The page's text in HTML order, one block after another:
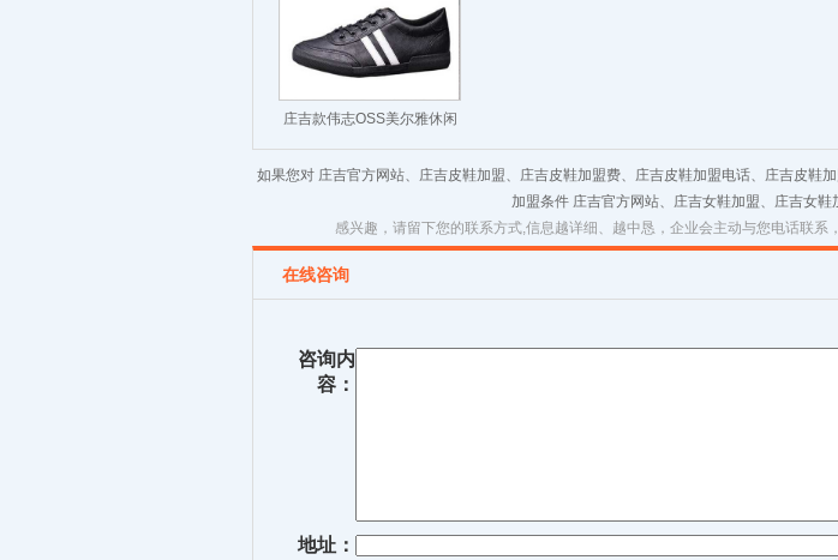
庄吉款伟志OSS美尔雅休闲
皮鞋男士英伦男鞋潮流百搭
如果您对 庄吉官方网站、庄吉皮鞋加盟、庄吉皮鞋加盟费、庄吉皮鞋加盟电话、庄吉皮鞋
加盟条件 庄吉官方网站、庄吉女鞋加盟、庄吉女
感兴趣，请留下您的联系方式,信息越详细、越中恳，企业会主动与您电话联
在线咨询
咨询内
容：
地址：